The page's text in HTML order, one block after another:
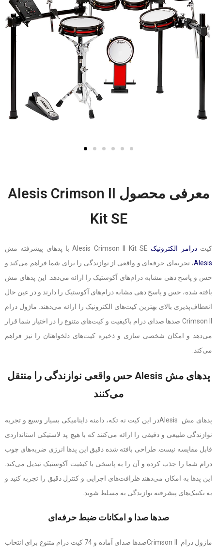
معرفی محصول Alesis Crimson II
Kit SE
کیتدرامز الکترونیک
Alesis، تجربه‌ای حرفه‌ای و واقعی از نوازندگی را برای شما فراهم می‌کند و
حس و پاسخ دهی مشابه درام‌های آکوستیک را ارائه می‌دهد. این پدهای مش
بافته شده، حس و پاسخ دهی مشابه درام‌های آکوستیک را دارند و در عین حال
انعطاف‌پذیری بالای بهترین کیت‌های الکترونیک را ارائه می‌دهند. ماژول درام
Crimson II صدها صدای درام باکیفیت و کیت‌های متنوع را در اختیار شما قرار
می‌دهد و امکان شخصی سازی و ذخیره کیت‌های دلخواهتان را نیز فراهم
می‌کند.
پدهای مش Alesis حس واقعی نوازندگی را منتقل
می‌کنند
پدهای مش Alesisدر این کیت نه تکه، دامنه داینامیکی بسیار وسیع و تجربه
نوازندگی طبیعی و دقیقی را ارائه می‌کنند که با هیچ پد لاستیکی استانداردی
قابل مقایسه نیست. طراحی بافته شده دقیق این پدها انرژی ضربه‌های چوب
درام شما را جذب کرده و آن را به پاسخی با کیفیت آکوستیک تبدیل می‌کند.
این پدها به امکان می‌دهند ظرافت‌های اجرایی و کنترل دقیق را تجربه کنید و
به تکنیک‌های پیشرفته نوازندگی به مسلط شوید.
صدها صدا و امکانات ضبط حرفه‌ای
ماژول درام Crimson IIصدها صدای آماده و 74 کیت درام متنوع برای انتخاب